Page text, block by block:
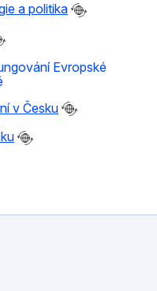
a politika
Evropské
v Česku